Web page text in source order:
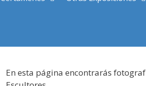
En esta página encontrarás